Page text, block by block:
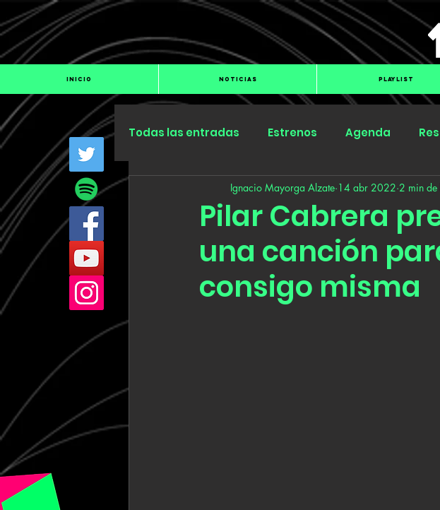
INICIO NOTICIAS PLAYLIST
Todas las entradas Estrenos Agenda
Especiales Submit Hub
Pilar Cabrera
una canción
consigo misma
Ignacio Mayorga Alzate 14 abr 2022 2 min de